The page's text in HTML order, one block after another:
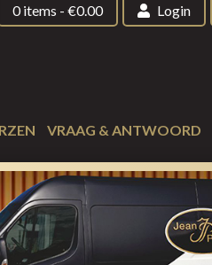
0 items -€0.00 Login
VRAAG & ANTWOORD